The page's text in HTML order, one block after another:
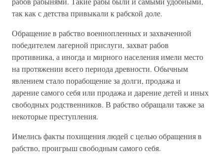
так как с детства привыкали к рабской доле.
Обращение в рабство военнопленных и захваченной
победителем лагерной прислуги, захват рабов
противника, а иногда и мирного населения имели место
на протяжении всего периода древности. Обычным
явлением стало порабощение за долги, продажа и
дарение самого себя или продажа и дарение детей и иных
свободных родственников. В рабство обращали также за
некоторые преступления.
Имелись факты похищения людей с целью обращения в
рабство, проигрыш свободным самого себя.